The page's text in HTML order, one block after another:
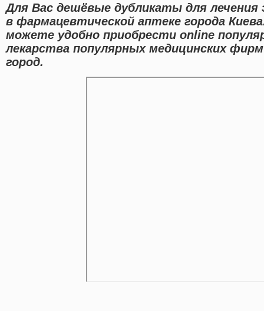
Для Вас дешёвые дубликаты для лечения
в фармацевтической аптеке города
можете удобно приобрести online
лекарства популярных медицинских
город.